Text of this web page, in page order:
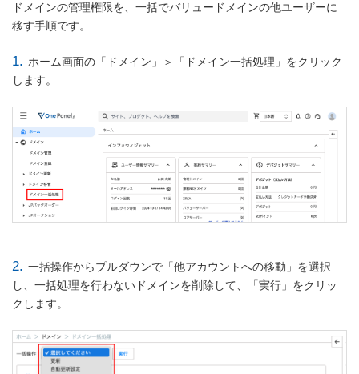
ドメインの管理権限を、一括でバリュードメインの他ユーザーに
移す手順です。
1. ホーム画面の「ドメイン」＞「ドメイン一括処理」をクリック
します。
2. 一括操作からプルダウンで「他アカウントへの移動」を選択
し、一括処理を行わないドメインを削除して、「実行」をクリッ
クします。